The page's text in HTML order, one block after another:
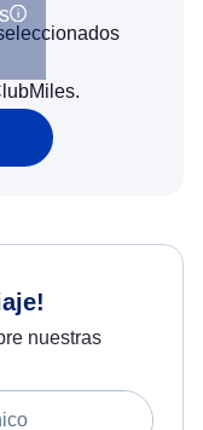
nuestras